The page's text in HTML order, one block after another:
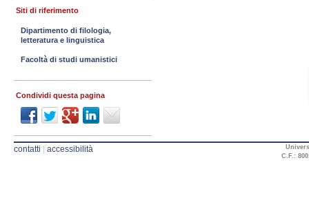
Siti di riferimento
Dipartimento di filologia,
letteratura e linguistica
Facoltà di studi umanistici
Condividi questa pagina
contatti accessibilità
C.F.: